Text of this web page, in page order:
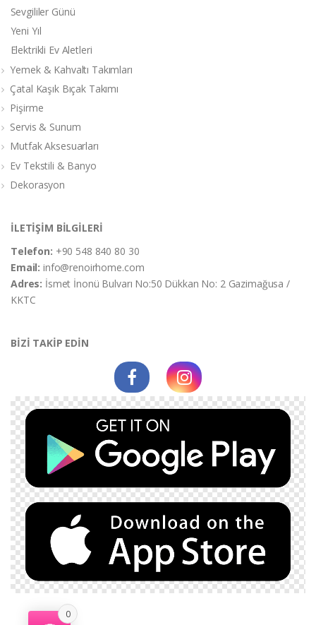
Sevgililer Günü
Yeni Yıl
Elektrikli Ev Aletleri
Yemek & Kahvaltı Takımları
Çatal Kaşık Bıçak Takımı
Pişirme
Servis & Sunum
Mutfak Aksesuarları
Ev Tekstili & Banyo
Dekorasyon
İLETİŞİM BİLGİLERİ
Telefon: +90 548 840 80 30
Email:info@renoirhome.com
Adres: İsmet İnonü Bulvarı No:50 Dükkan No: 2 Gazimağusa /
KKTC
BİZİ TAKİP EDİN
0